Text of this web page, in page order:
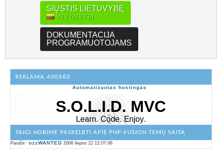
SIŲSTIS LIETUVYBĘ
V9.0 (269 KB)
DOKUMENTACIJA
PROGRAMUOTOJAMS
REKLAMA 400X60
Automatizuotas hostingas
TAIGI NORIME PASKELBTI APIE PHP-FUSION TEMŲ SAITĄ
Parašė ozzWANTED 2006 liepos 22 12:07:06